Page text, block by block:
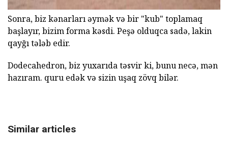
Sonra, biz kənarları əymək və bir "kub" toplamaq
başlayır, bizim forma kəsdi. Peşə olduqca sadə, lakin
qayğı tələb edir.
Dodecahedron, biz yuxarıda təsvir ki, bunu necə, mən
hazıram. quru edək və sizin uşaq zövq bilər.
Similar articles